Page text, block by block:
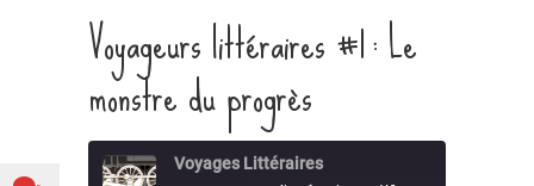
Voyageurs littéraires #1 : Le
monstre du progrès
Voyages Littéraires